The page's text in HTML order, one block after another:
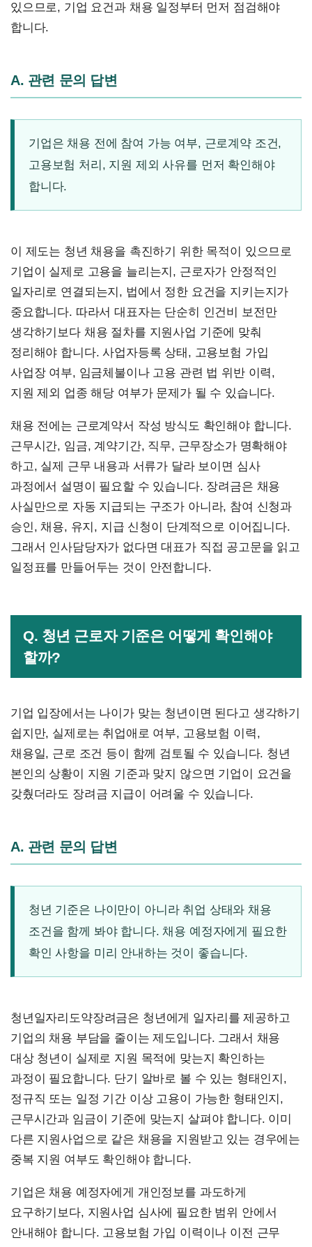
있으므로, 기업 요건과 채용 일정부터 먼저 점검해야
합니다.
A. 관련 문의 답변
기업은 채용 전에 참여 가능 여부, 근로계약 조건,
고용보험 처리, 지원 제외 사유를 먼저 확인해야
합니다.
이 제도는 청년 채용을 촉진하기 위한 목적이 있으므로
기업이 실제로 고용을 늘리는지, 근로자가 안정적인
일자리로 연결되는지, 법에서 정한 요건을 지키는지가
중요합니다. 따라서 대표자는 단순히 인건비 보전만
생각하기보다 채용 절차를 지원사업 기준에 맞춰
정리해야 합니다. 사업자등록 상태, 고용보험 가입
사업장 여부, 임금체불이나 고용 관련 법 위반 이력,
지원 제외 업종 해당 여부가 문제가 될 수 있습니다.
채용 전에는 근로계약서 작성 방식도 확인해야 합니다.
근무시간, 임금, 계약기간, 직무, 근무장소가 명확해야
하고, 실제 근무 내용과 서류가 달라 보이면 심사
과정에서 설명이 필요할 수 있습니다. 장려금은 채용
사실만으로 자동 지급되는 구조가 아니라, 참여 신청과
승인, 채용, 유지, 지급 신청이 단계적으로 이어집니다.
그래서 인사담당자가 없다면 대표가 직접 공고문을 읽고
일정표를 만들어두는 것이 안전합니다.
Q. 청년 근로자 기준은 어떻게 확인해야
할까?
기업 입장에서는 나이가 맞는 청년이면 된다고 생각하기
쉽지만, 실제로는 취업애로 여부, 고용보험 이력,
채용일, 근로 조건 등이 함께 검토될 수 있습니다. 청년
본인의 상황이 지원 기준과 맞지 않으면 기업이 요건을
갖췄더라도 장려금 지급이 어려울 수 있습니다.
A. 관련 문의 답변
청년 기준은 나이만이 아니라 취업 상태와 채용
조건을 함께 봐야 합니다. 채용 예정자에게 필요한
확인 사항을 미리 안내하는 것이 좋습니다.
청년일자리도약장려금은 청년에게 일자리를 제공하고
기업의 채용 부담을 줄이는 제도입니다. 그래서 채용
대상 청년이 실제로 지원 목적에 맞는지 확인하는
과정이 필요합니다. 단기 알바로 볼 수 있는 형태인지,
정규직 또는 일정 기간 이상 고용이 가능한 형태인지,
근무시간과 임금이 기준에 맞는지 살펴야 합니다. 이미
다른 지원사업으로 같은 채용을 지원받고 있는 경우에는
중복 지원 여부도 확인해야 합니다.
기업은 채용 예정자에게 개인정보를 과도하게
요구하기보다, 지원사업 심사에 필요한 범위 안에서
안내해야 합니다. 고용보험 가입 이력이나 이전 근무